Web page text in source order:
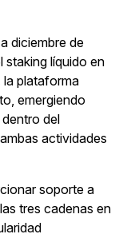
diciembre de
líquido en
la plataforma
emergiendo
del
actividades
soporte a
tres cadenas en